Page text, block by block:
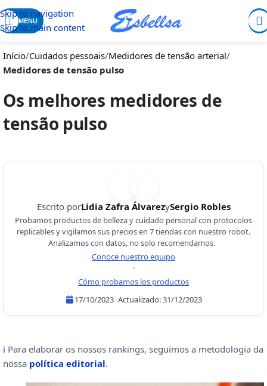
Skip to navigation
Skip to main content
MENU
Início/Cuidados pessoais/Medidores de tensão arterial/
Medidores de tensão pulso
Os melhores medidores de
tensão pulso
Escrito porLidia Zafra ÁlvarezySergio Robles
Probamos productos de belleza y cuidado personal con protocolos
replicables y vigilamos sus precios en 7 tiendas con nuestro robot.
Analizamos con datos, no solo recomendamos.
Conoce nuestro equipo
·
Cómo probamos los productos
17/10/2023·Actualizado:31/12/2023
ℹ Para elaborar os nossos rankings, seguimos a metodologia da
nossa política editorial.